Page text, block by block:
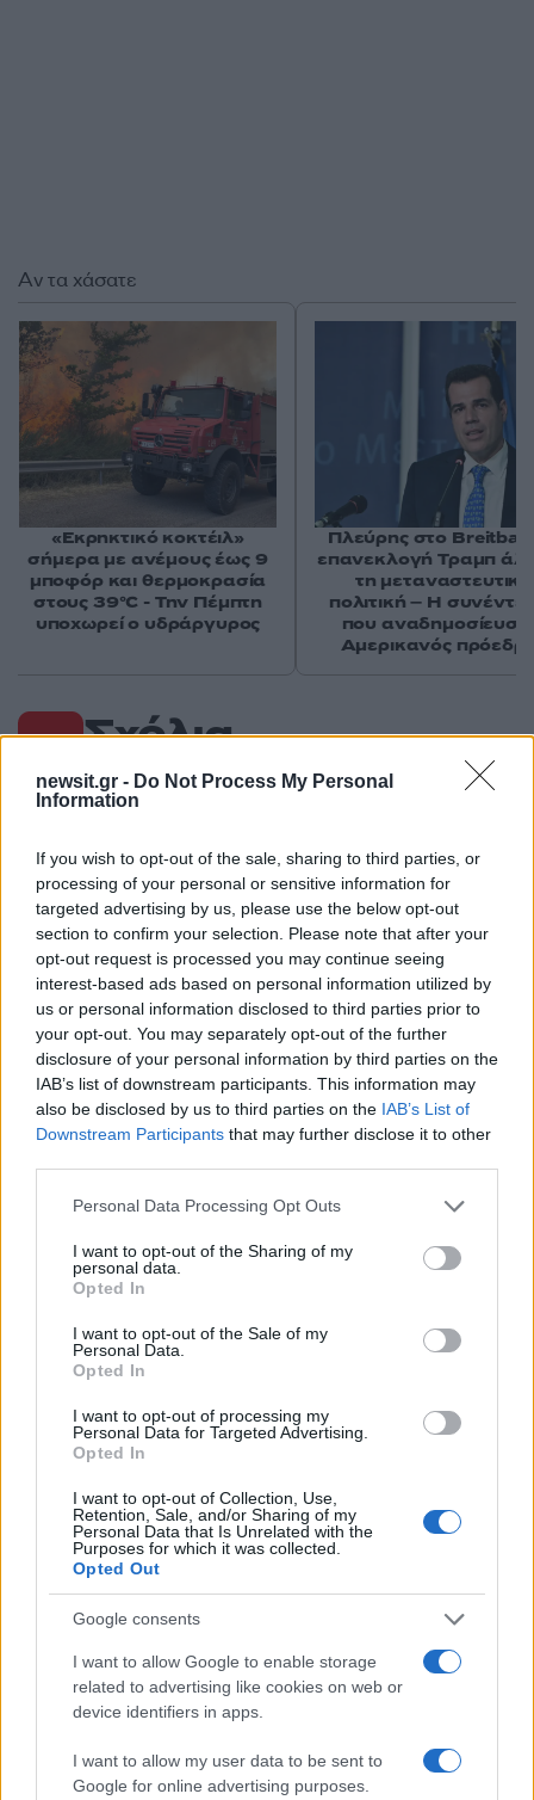
newsit.gr - Do Not Process My Personal
Information
If you wish to opt-out of the sale, sharing to third parties, or
processing of your personal or sensitive information for
targeted advertising by us, please use the below opt-out
section to confirm your selection. Please note that after your
opt-out request is processed you may continue seeing
interest-based ads based on personal information utilized by
us or personal information disclosed to third parties prior to
your opt-out. You may separately opt-out of the further
disclosure of your personal information by third parties on the
IAB’s list of downstream participants. This information may
also be disclosed by us to third parties on the IAB’s List of
Downstream Participants that may further disclose it to other
Please note that this website/app uses one or more Google
not limited to your visit or usage behaviour. You may click to
grant or deny consent to Google and its third-party tags to
use your data for below specified purposes in below Google
consent section.
Personal Data Processing Opt Outs
I want to opt-out of the Sharing of my
personal data.
Opted In
I want to opt-out of the Sale of my
Personal Data.
Opted In
I want to opt-out of processing my
Personal Data for Targeted Advertising.
Opted In
I want to opt-out of Collection, Use,
Retention, Sale, and/or Sharing of my
Personal Data that Is Unrelated with the
Purposes for which it was collected.
Opted Out
Google consents
I want to allow Google to enable storage
related to advertising like cookies on web or
device identifiers in apps.
I want to allow my user data to be sent to
Google for online advertising purposes.
Σχόλια
Σχολίασε εδώ
50 /50
2000 /2000
Υποβολή σχολίου
Πολιτική Απορρήτου
& Όροι Χρήσης της Google.
DEBATE
DEBATE 2015
ΑΠΟΤΕΛΕΣΜΑΤΑ ΕΚΛΟΓΩΝ 2015
ΕΙΔΗΣΕΙΣ
ΕΚΛΟΓΕΣ 2015
ΕΚΛΟΓΕΣ 2015 ΣΕΠΤΕΜΒΡΙΟΣ
ΕΡΤ
Share:
Ακολουθήστε το Νewsit.gr στοGoogle News
ενημερωθείτε πρώτοι για όλη την ειδησεογραφία και τα
τελευταία νέατης ημέρας
Αν τα χάσατε
«Εκρηκτικό κοκτέιλ»
σήμερα με ανέμους έως 9
μποφόρ και θερμοκρασία
στους 39°C - Την Πέμπτη
υποχωρεί ο υδράργυρος
Πλεύρης στο
επανεκλογή Τραμπ
τη μεταναστευτική
πολιτική – Η
που αναδημοσίευσε
Αμερικανός
Πιο δημοφιλή
Μετέτρεψαν το Σαρακήνικο της Μήλου σε
ελικοδρόμιο – «Πάρκαραν» το ελικόπτερο
τους για να κάνουν μπάνιο